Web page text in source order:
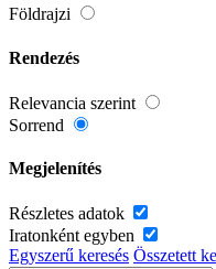
Földrajzi
Rendezés
Relevancia szerint
Sorrend
Megjelenítés
Részletes adatok
Iratonként egyben
Egyszerű keresés Összetett